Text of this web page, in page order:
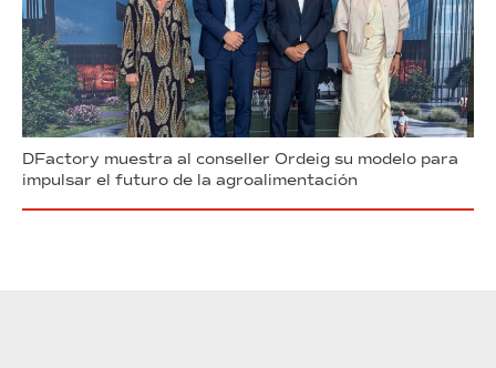
DFactory muestra al conseller Ordeig su modelo para
impulsar el futuro de la agroalimentación